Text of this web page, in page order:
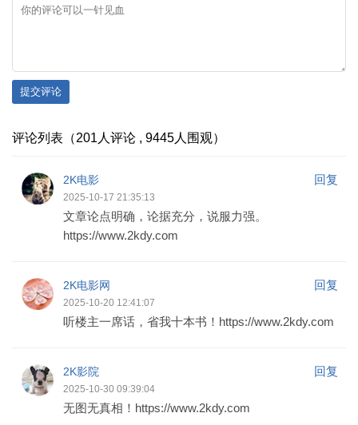
提交评论
评论列表（201人评论 , 9445人围观）
2K电影 回复
2025-10-17 21:35:13
文章论点明确，论据充分，说服力强。
https://www.2kdy.com
2K电影网 回复
2025-10-20 12:41:07
听楼主一席话，省我十本书！https://www.2kdy.com
2K影院 回复
2025-10-30 09:39:04
无图无真相！https://www.2kdy.com